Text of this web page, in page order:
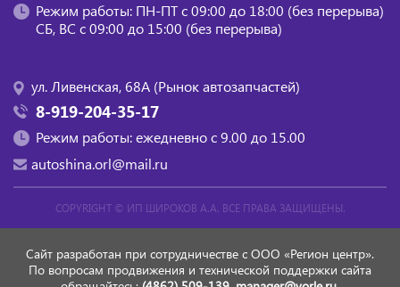
Режим работы: ПН-ПТ с 09:00 до 18:00 (без перерыва)
СБ, BC с 09:00 до 15:00 (без перерыва)
ул. Ливенская, 68А (Рынок автозапчастей)
8-919-204-35-17
Режим работы: ежедневно с 9.00 до 15.00
autoshina.orl@mail.ru
COPYRIGHT © ИП ШИРОКОВ А.А. ВСЕ ПРАВА ЗАЩИЩЕНЫ.
Сайт разработан при сотрудничестве с ООО «Регион центр».
По вопросам продвижения и технической поддержки сайта